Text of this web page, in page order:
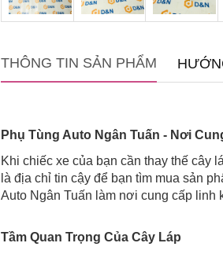
THÔNG TIN SẢN PHẨM
Phụ Tùng Auto Ngân Tuấn - Nơi
Khi chiếc xe của bạn cần thay thế cây
là địa chỉ tin cậy để bạn tìm mua sản
Auto Ngân Tuấn làm nơi cung cấp linh
Tầm Quan Trọng Của Cây Láp